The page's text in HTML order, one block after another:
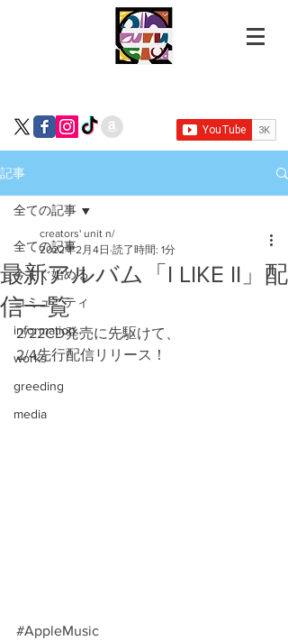
記事
全ての記事
今すぐ始める
コミュニティ
information
works
greeding
media
全ての記事
最新アルバム「I LIKE II」配
信一覧
creators' unit n/
2022年2月4日 読了時間: 1分
2/22CD発売に先駆けて、
2/4先行配信リリース！
#AppleMusic